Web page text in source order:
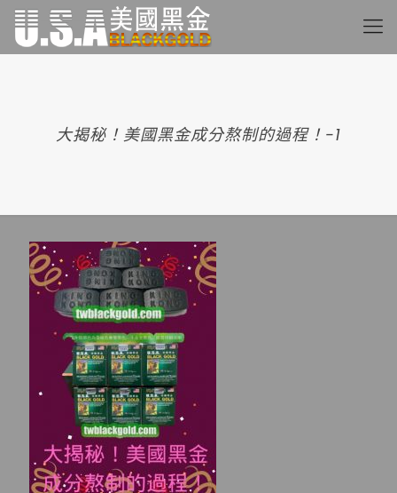
大揭秘！美國黑金成分熬制的過程！-1